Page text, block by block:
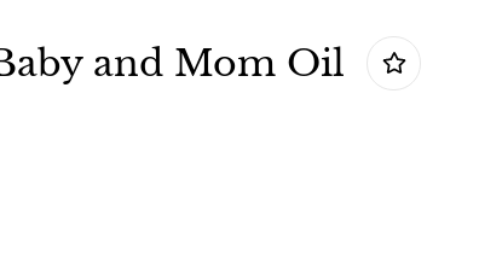
and Mom Oil